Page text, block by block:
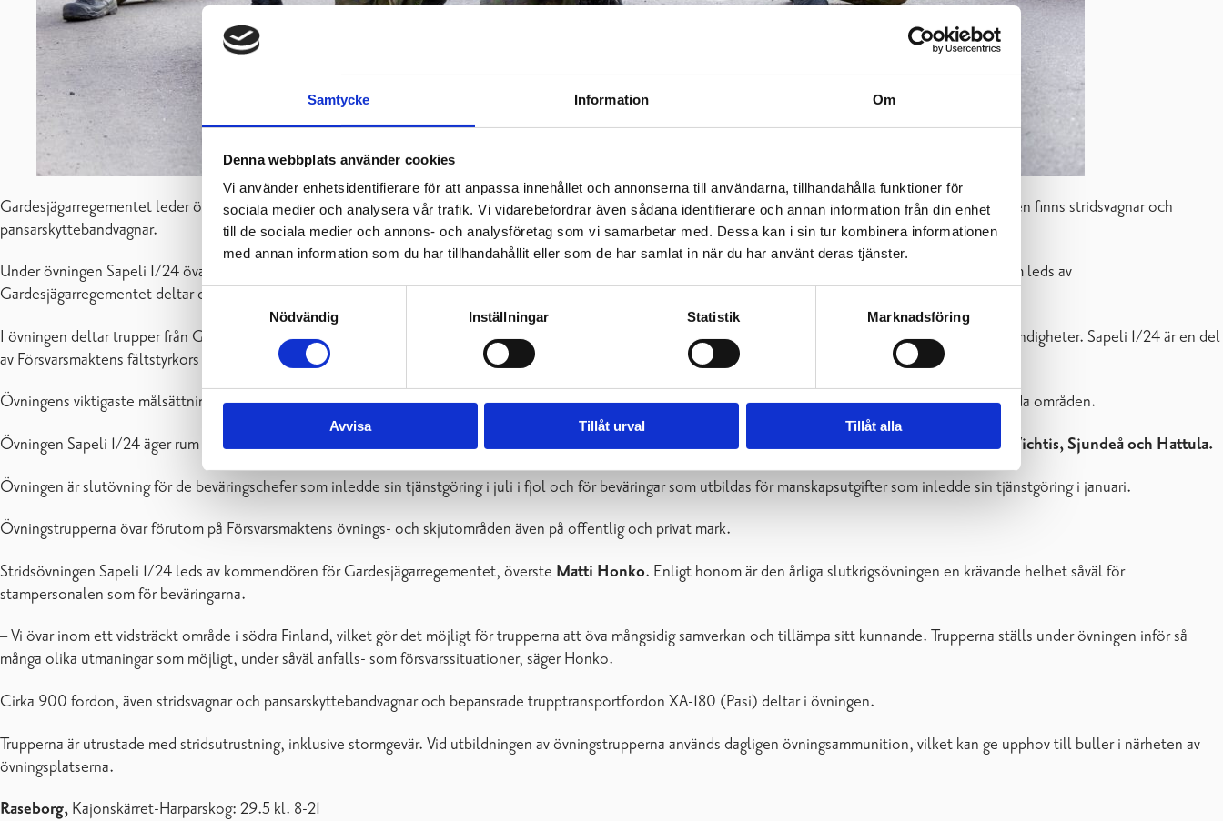
Samtycke Information Om
Denna webbplats använder cookies
Vi använder enhetsidentifierare för att anpassa innehållet och annonserna till användarna, tillhandahålla funktioner för
sociala medier och analysera vår trafik. Vi vidarebefordrar även sådana identifierare och annan information från din enhet
till de sociala medier och annons- och analysföretag som vi samarbetar med. Dessa kan i sin tur kombinera informationen
med annan information som du har tillhandahållit eller som de har samlat in när du har använt deras tjänster.
Samtyckesval
Nödvändig
Inställningar Statistik Marknadsföring
Avvisa Tillåt urval Tillåt alla
Gardesjägarregementet leder övningen Sapeli 1/24 i södra Finland den 24–31 maj 2024. I övningen deltar ca 4900 soldater och ca 900 fordon. Bland fordonen finns stridsvagnar och
pansarskyttebandvagnar.
Under övningen Sapeli 1/24 övar Arméns truppförband samverkan mellan vapenslagen i Nyland. Övningens aktiva fas äger rum 26–31 maj 2024. I övningen som leds av
Gardesjägarregementet deltar ca 4900 soldater. Av dem är ca 3800 beväringar, ca 500 reservister och ca 600 personer som hör till personalen.
I övningen deltar trupper från Gardesjägarregementet, Pansarbrigaden, Björneborgs brigad, Uttis jägarregemente och Jägarbrigaden. Dessutom deltar andra myndigheter. Sapeli 1/24 är en del
av Försvarsmaktens fältstyrkors övningshelhet under våren.
Övningens viktigaste målsättning är att upprätthålla och utveckla förmågan att samverka mellan de olika vapenslagen under anfalls- och försvarsstrid i bebyggda områden.
Övningen Sapeli 1/24 äger rum i Nyland och Egentliga Tavastland på flera orter:Helsingfors, Esbo, Vanda, Tusby, Riihimäki, Raseborg, Hangö, Kyrkslätt, Vichtis, Sjundeå och Hattula.
Övningen är slutövning för de beväringschefer som inledde sin tjänstgöring i juli i fjol och för beväringar som utbildas för manskapsutgifter som inledde sin tjänstgöring i januari.
Övningstrupperna övar förutom på Försvarsmaktens övnings- och skjutområden även på offentlig och privat mark.
Stridsövningen Sapeli 1/24 leds av kommendören för Gardesjägarregementet, överste Matti Honko. Enligt honom är den årliga slutkrigsövningen en krävande helhet såväl för
stampersonalen som för beväringarna.
– Vi övar inom ett vidsträckt område i södra Finland, vilket gör det möjligt för trupperna att öva mångsidig samverkan och tillämpa sitt kunnande. Trupperna ställs under övningen inför så
många olika utmaningar som möjligt, under såväl anfalls- som försvarssituationer, säger Honko.
Cirka 900 fordon, även stridsvagnar och pansarskyttebandvagnar och bepansrade trupptransportfordon XA-180 (Pasi) deltar i övningen.
Trupperna är utrustade med stridsutrustning, inklusive stormgevär. Vid utbildningen av övningstrupperna används dagligen övningsammunition, vilket kan ge upphov till buller i närheten av
övningsplatserna.
Raseborg, Kajonskärret-Harparskog: 29.5 kl. 8-21